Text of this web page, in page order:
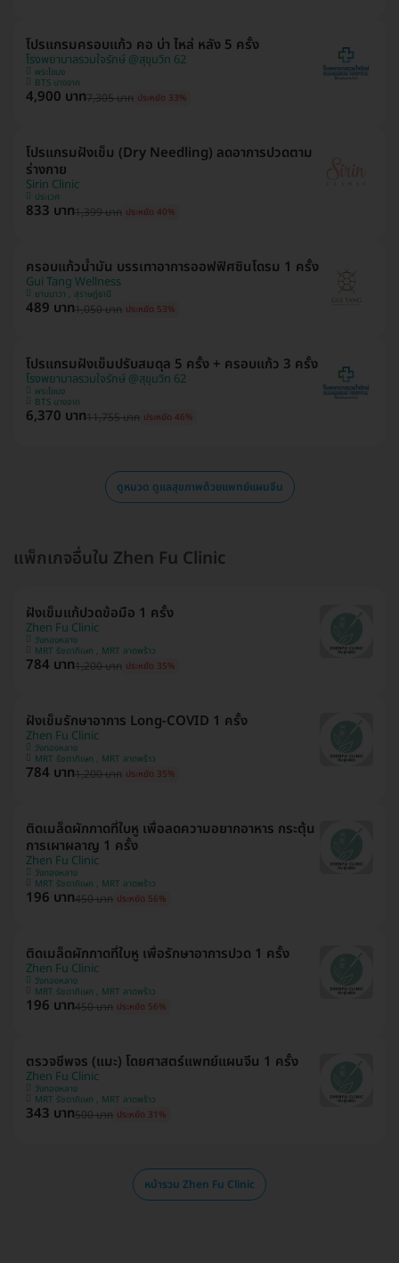
โปรแกรมครอบแก้ว คอ บ่า ไหล่ หลัง 5 ครั้ง
โรงพยาบาลรวมใจรักษ์ @สุขุมวิท 62
พระโขนง
BTS บางจาก
4,900 บาท7,305 บาท ประหยัด 33%
โปรแกรมฝังเข็ม (Dry Needling) ลดอาการปวดตาม
ร่างกาย
Sirin Clinic
ประเวศ
833 บาท1,399 บาท ประหยัด 40%
ครอบแก้วน้ำมัน บรรเทาอาการออฟฟิศซินโดรม 1 ครั้ง
Gui Tang Wellness
ยานนาวา , สุราษฎ์ธานี
489 บาท1,050 บาท ประหยัด 53%
โปรแกรมฝังเข็มปรับสมดุล 5 ครั้ง + ครอบแก้ว 3 ครั้ง
โรงพยาบาลรวมใจรักษ์ @สุขุมวิท 62
พระโขนง
BTS บางจาก
6,370 บาท11,755 บาท ประหยัด 46%
ดูหมวด ดูแลสุขภาพด้วยแพทย์แผนจีน
แพ็กเกจอื่นใน Zhen Fu Clinic
ฝังเข็มแก้ปวดข้อมือ 1 ครั้ง
Zhen Fu Clinic
วังทองหลาง
MRT รัชดาภิเษก , MRT ลาดพร้าว
784 บาท1,200 บาท ประหยัด 35%
ฝังเข็มรักษาอาการ Long-COVID 1 ครั้ง
Zhen Fu Clinic
วังทองหลาง
MRT รัชดาภิเษก , MRT ลาดพร้าว
784 บาท1,200 บาท ประหยัด 35%
ติดเมล็ดผักกาดที่ใบหู เพื่อลดความอยากอาหาร กระตุ้น
การเผาผลาญ 1 ครั้ง
Zhen Fu Clinic
วังทองหลาง
MRT รัชดาภิเษก , MRT ลาดพร้าว
196 บาท450 บาท ประหยัด 56%
ติดเมล็ดผักกาดที่ใบหู เพื่อรักษาอาการปวด 1 ครั้ง
Zhen Fu Clinic
วังทองหลาง
MRT รัชดาภิเษก , MRT ลาดพร้าว
196 บาท450 บาท ประหยัด 56%
ตรวจชีพจร (แมะ) โดยศาสตร์แพทย์แผนจีน 1 ครั้ง
Zhen Fu Clinic
วังทองหลาง
MRT รัชดาภิเษก , MRT ลาดพร้าว
343 บาท500 บาท ประหยัด 31%
หน้ารวม Zhen Fu Clinic